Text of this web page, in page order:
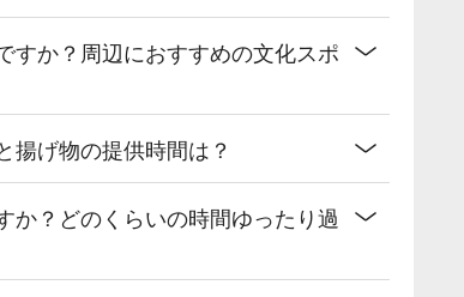
すか？周辺におすすめの文化スポ
揚げ物の提供時間は？
か？どのくらいの時間ゆったり過